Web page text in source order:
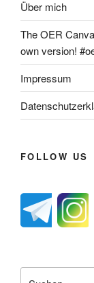
Über mich
The OER
own version!
Impressum
FOLLOW US